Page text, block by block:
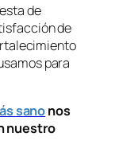
de
de
para
sanonos
nuestro